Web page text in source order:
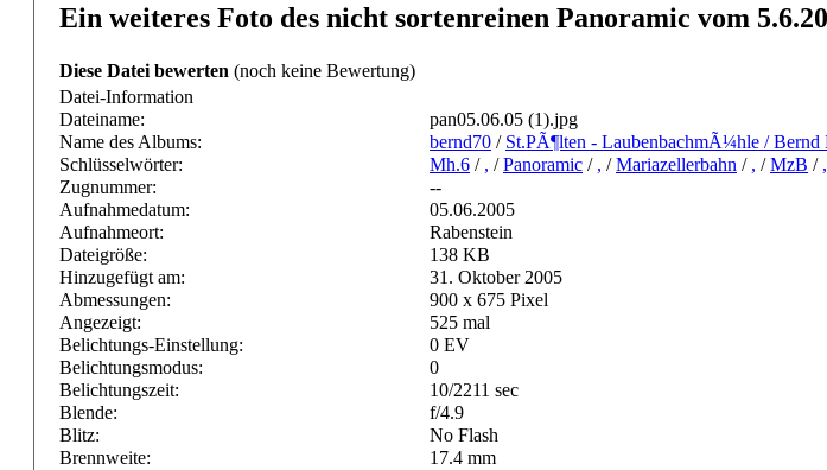
Ein weiteres Foto des nicht sortenreinen Panoramic vom
Diese Datei bewerten (noch keine Bewertung)
Datei-Information
Dateiname:
pan05.06.05 (1).jpg
Name des Albums:
bernd70 / St.PÃ¶lten - LaubenbachmÃ¼hle / Bernd
Schlüsselwörter:
Mh.6 / , /Panoramic / , /Mariazellerbahn / , /MzB / ,
Zugnummer:
--
Aufnahmedatum:
05.06.2005
Aufnahmeort:
Rabenstein
Dateigröße:
138 KB
Hinzugefügt am:
31. Oktober 2005
Abmessungen:
900 x 675 Pixel
Angezeigt:
525 mal
Belichtungs-Einstellung:
0 EV
Belichtungsmodus:
0
Belichtungszeit:
10/2211 sec
Blende:
f/4.9
Blitz:
No Flash
Brennweite:
17.4 mm